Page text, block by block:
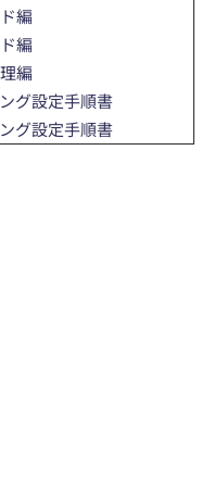
編
編
編
グ設定手順書
グ設定手順書